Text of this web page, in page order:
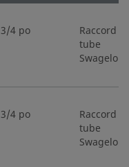
3/4 po
Raccord
tube
3/4 po
Raccord
tube